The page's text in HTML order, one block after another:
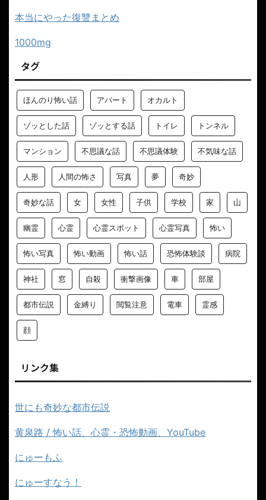
本当にやった復讐まとめ
1000mg
タグ
ほんのり怖い話 アパート オカルト
ゾッとした話 ゾッとする話 トイレ トンネル
マンション 不思議な話 不思議体験 不気味な話
人形 人間の怖さ 写真 夢 奇妙
奇妙な話 女 女性 子供 学校 家 山
幽霊 心霊 心霊スポット 心霊写真 怖い
怖い写真 怖い動画 怖い話 恐怖体験談 病院
神社 窓 自殺 衝撃画像 車 部屋
都市伝説 金縛り 閲覧注意 電車 霊感
顔
リンク集
世にも奇妙な都市伝説
黄泉路 / 怖い話、心霊・恐怖動画、YouTube
にゅーもふ
にゅーすなう！